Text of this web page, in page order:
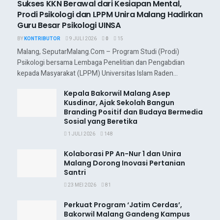
Sukses KKN Berawal dari Kesiapan Mental,
Prodi Psikologi dan LPPM Unira Malang Hadirkan
Guru Besar Psikologi UINSA
BYKONTRIBUTOR 9 JULI 2026 0 15
Malang, SeputarMalang.Com – Program Studi (Prodi)
Psikologi bersama Lembaga Penelitian dan Pengabdian
kepada Masyarakat (LPPM) Universitas Islam Raden...
Kepala Bakorwil Malang Asep
Kusdinar, Ajak Sekolah Bangun
Branding Positif dan Budaya Bermedia
Sosial yang Beretika
1 JULI 2026 148
Kolaborasi PP An-Nur 1 dan Unira
Malang Dorong Inovasi Pertanian
Santri
23 MEI 2026 81
Perkuat Program ‘Jatim Cerdas’,
Bakorwil Malang Gandeng Kampus